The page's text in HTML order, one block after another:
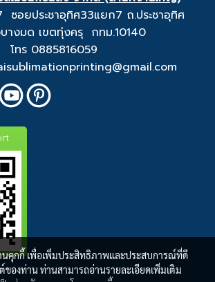
อยประชาอุทิศ33แยก7 ถ.ประชาอุทิศ
างมด เขตทุ่งครุ กทม.10140
โทร 0885816059
นคุกกี้ เพื่อเพิ่มประสิทธิภาพและประสบการณ์ที่ดี
ต์ของท่าน ท่านสามารถอ่านรายละเอียดเพิ่มเติม